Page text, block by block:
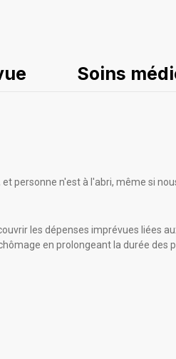
Soins
personne n'est à l'abri, même si
les dépenses imprévues liées
en prolongeant la durée des